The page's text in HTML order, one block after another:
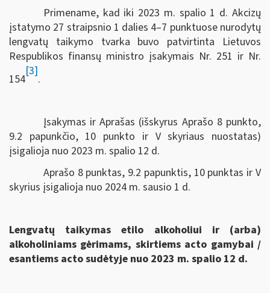
Primename, kad iki 2023 m. spalio 1 d. Akcizų
įstatymo 27 straipsnio 1 dalies 4–7 punktuose nurodytų
lengvatų taikymo tvarka buvo patvirtinta Lietuvos
Respublikos finansų ministro įsakymais Nr. 251 ir Nr.
154
[3]
.
Įsakymas ir Aprašas (išskyrus Aprašo 8 punkto,
9.2 papunkčio, 10 punkto ir V skyriaus nuostatas)
įsigalioja nuo 2023 m. spalio 12 d.
Aprašo 8 punktas, 9.2 papunktis, 10 punktas ir V
skyrius įsigalioja nuo 2024 m. sausio 1 d.
Lengvatų taikymas etilo alkoholiui ir (arba)
alkoholiniams gėrimams, skirtiems acto gamybai /
esantiems acto sudėtyje nuo 2023 m. spalio 12 d.